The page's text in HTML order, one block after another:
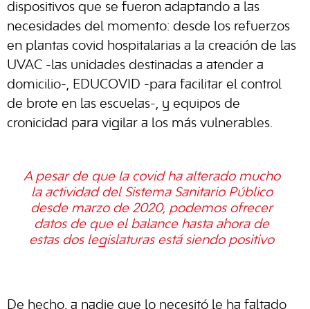
dispositivos que se fueron adaptando a las
necesidades del momento: desde los refuerzos
en plantas covid hospitalarias a la creación de las
UVAC -las unidades destinadas a atender a
domicilio-, EDUCOVID -para facilitar el control
de brote en las escuelas-, y equipos de
cronicidad para vigilar a los más vulnerables.
A pesar de que la covid ha alterado mucho
la actividad del Sistema Sanitario Público
desde marzo de 2020, podemos ofrecer
datos de que el balance hasta ahora de
estas dos legislaturas está siendo positivo
De hecho, a nadie que lo necesitó le ha faltado